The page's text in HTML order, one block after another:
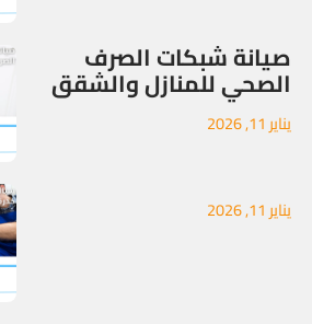
صيانة شبكات الصرف
الصحي للمنازل والشقق
يناير 11, 2026
يناير 11, 2026